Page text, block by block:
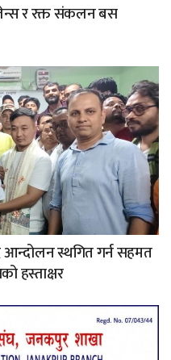
र रक्त संकलन बस
आन्दोलन स्थगित गर्न सहमत
हस्ताक्षर